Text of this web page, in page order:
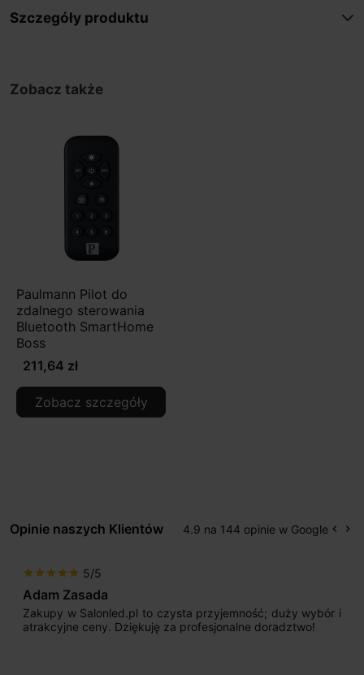
Szczegóły produktu
Zobacz także
Paulmann Pilot do
zdalnego sterowania
Bluetooth SmartHome
Boss
211,64 zł
Zobacz szczegóły
Opinie naszych Klientów 4.9 na 144 opinie w Google keyboard_arrow_left keyboard_arrow_right
star star star star star 5/5
Adam Zasada
Zakupy w Salonled.pl to czysta przyjemność; duży wybór i
atrakcyjne ceny. Dziękuję za profesjonalne doradztwo!